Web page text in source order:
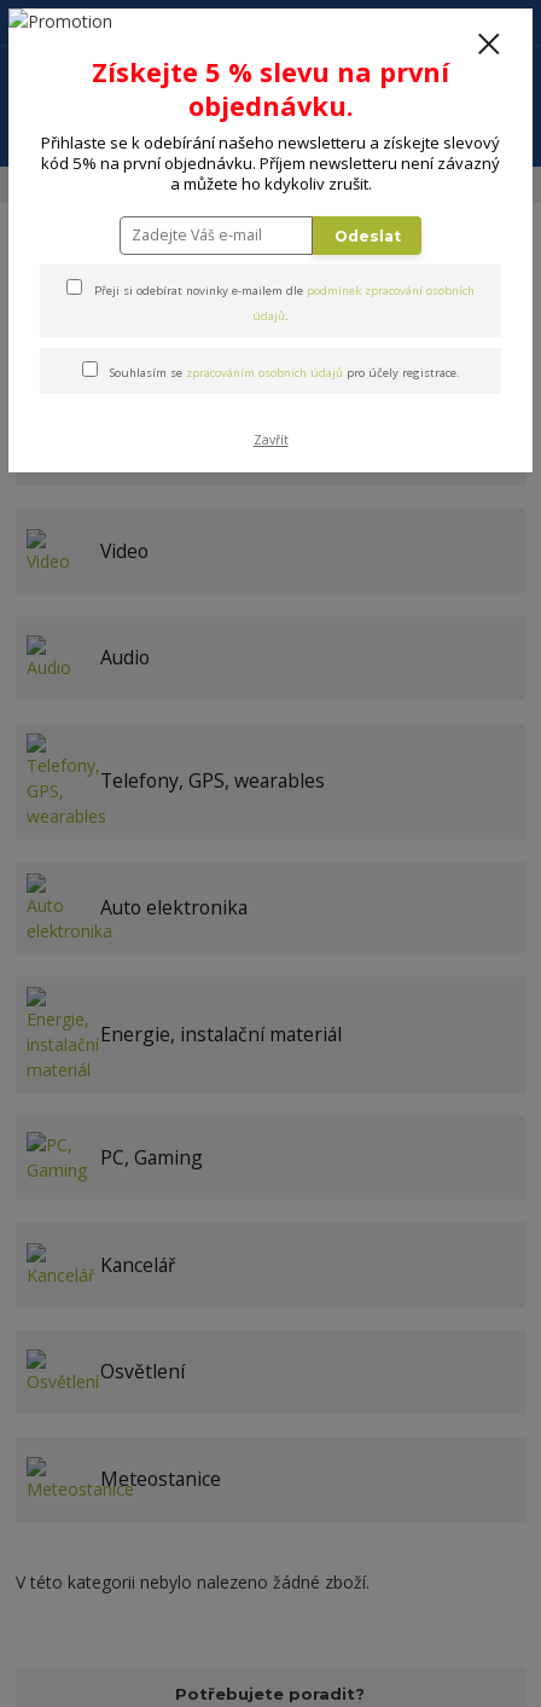
+420 602 494 600
Zabezpečovací technika Detektory
Detektory
Video
Audio
Telefony, GPS, wearables
Auto elektronika
Energie, instalační materiál
PC, Gaming
Kancelář
Osvětlení
Meteostanice
V této kategorii nebylo nalezeno žádné zboží.
Potřebujete poradit?
Získejte 5 % slevu na první
objednávku.
Přihlaste se k odebírání našeho newsletteru a získejte slevový
kód 5% na první objednávku. Příjem newsletteru není závazný
a můžete ho kdykoliv zrušit.
Odeslat
Přeji si odebírat novinky e-mailem dle podmínek zpracování osobních
údajů.
Souhlasím se zpracováním osobních údajů pro účely registrace.
Zavřít